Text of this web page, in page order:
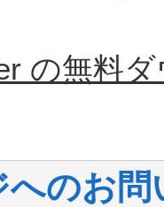
の無料
へのお問